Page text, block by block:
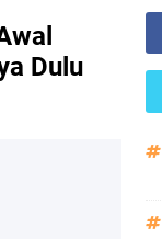
Dulu